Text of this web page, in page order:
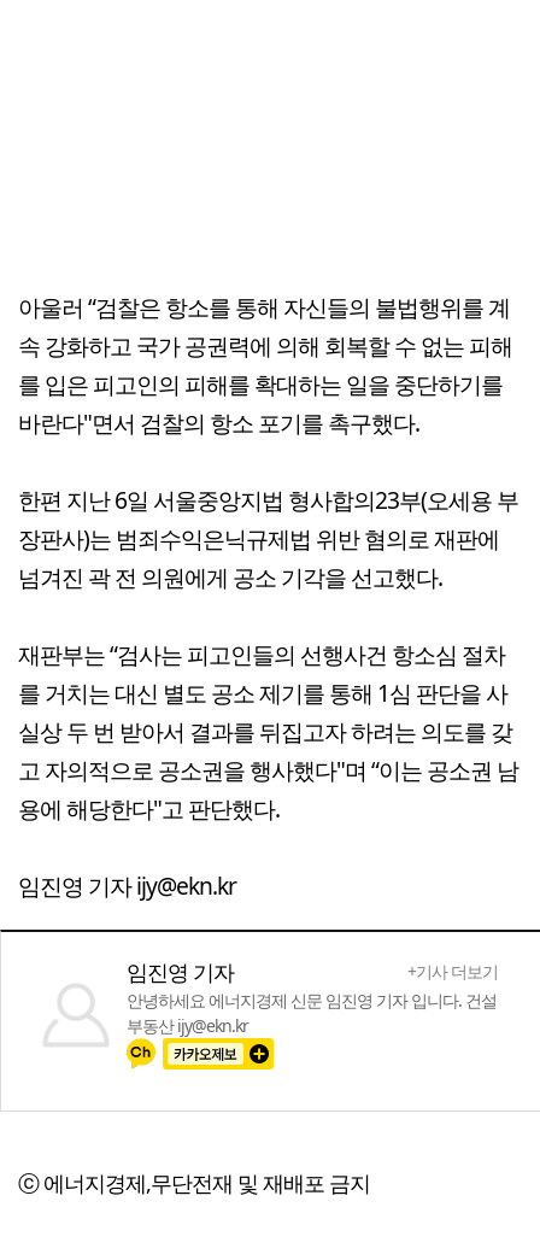
아울러 “검찰은 항소를 통해 자신들의 불법행위를 계
속 강화하고 국가 공권력에 의해 회복할 수 없는 피해
를 입은 피고인의 피해를 확대하는 일을 중단하기를
바란다"면서 검찰의 항소 포기를 촉구했다.
한편 지난 6일 서울중앙지법 형사합의23부(오세용 부
장판사)는 범죄수익은닉규제법 위반 혐의로 재판에
넘겨진 곽 전 의원에게 공소 기각을 선고했다.
재판부는 “검사는 피고인들의 선행사건 항소심 절차
를 거치는 대신 별도 공소 제기를 통해 1심 판단을 사
실상 두 번 받아서 결과를 뒤집고자 하려는 의도를 갖
고 자의적으로 공소권을 행사했다"며 “이는 공소권 남
용에 해당한다"고 판단했다.
임진영 기자 ijy@ekn.kr
임진영 기자
+기사 더보기
안녕하세요 에너지경제 신문 임진영 기자 입니다. 건설
부동산 ijy@ekn.kr
ⓒ 에너지경제,무단전재 및 재배포 금지